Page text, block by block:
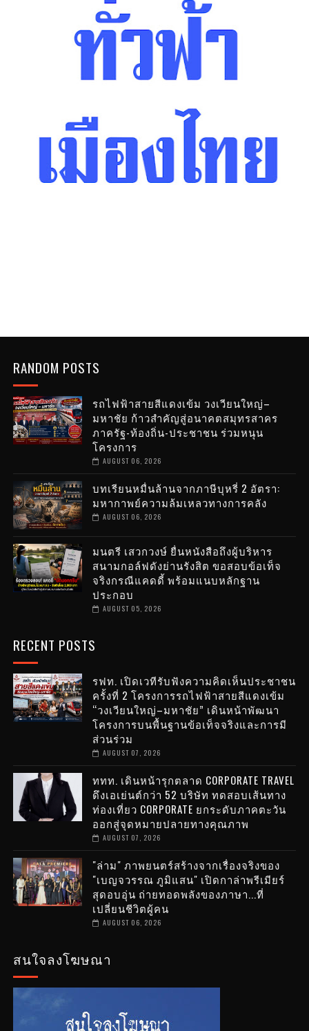
RANDOM POSTS
รถไฟฟ้าสายสีแดงเข้ม วงเวียนใหญ่–
มหาชัย ก้าวสำคัญสู่อนาคตสมุทรสาคร
ภาครัฐ-ท้องถิ่น-ประชาชน ร่วมหนุน
โครงการ
AUGUST 06, 2026
บทเรียนหมื่นล้านจากภาษีบุหรี่ 2 อัตรา:
มหากาพย์ความล้มเหลวทางการคลัง
AUGUST 06, 2026
มนตรี เสวกวงษ์ ยื่นหนังสือถึงผู้บริหาร
สนามกอล์ฟดังย่านรังสิต ขอสอบข้อเท็จ
จริงกรณีแคดดี้ พร้อมแนบหลักฐาน
ประกอบ
AUGUST 05, 2026
RECENT POSTS
รฟท. เปิดเวทีรับฟังความคิดเห็นประชาชน
ครั้งที่ 2 โครงการรถไฟฟ้าสายสีแดงเข้ม
“วงเวียนใหญ่–มหาชัย” เดินหน้าพัฒนา
โครงการบนพื้นฐานข้อเท็จจริงและการมี
ส่วนร่วม
AUGUST 07, 2026
ททท. เดินหน้ารุกตลาด CORPORATE TRAVEL
ดึงเอเย่นต์กว่า 52 บริษัท ทดสอบเส้นทาง
ท่องเที่ยว CORPORATE ยกระดับภาคตะวัน
ออกสู่จุดหมายปลายทางคุณภาพ
AUGUST 07, 2026
"ล่าม" ภาพยนตร์สร้างจากเรื่องจริงของ
"เบญจวรรณ ภูมิแสน" เปิดกาล่าพรีเมียร์
สุดอบอุ่น ถ่ายทอดพลังของภาษา...ที่
เปลี่ยนชีวิตผู้คน
AUGUST 06, 2026
สนใจลงโฆษณา